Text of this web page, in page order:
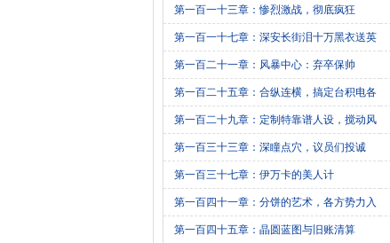
第一百一十三章：惨烈激战，彻底疯狂
第一百一十七章：深安长街泪十万黑衣送英
第一百二十一章：风暴中心：弃卒保帅
第一百二十五章：合纵连横，搞定台积电各
第一百二十九章：定制特靠谱人设，搅动风
第一百三十三章：深瞳点穴，议员们投诚
第一百三十七章：伊万卡的美人计
第一百四十一章：分饼的艺术，各方势力入
第一百四十五章：晶圆蓝图与旧账清算